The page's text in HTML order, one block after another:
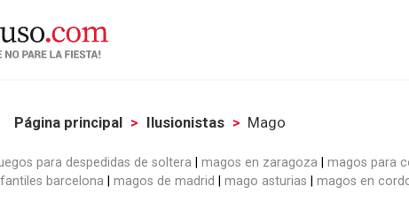
Página principal Ilusionistas Mago
para despedidas de soltera magos en zaragoza magos para
barcelona magos de madrid mago asturias magos en